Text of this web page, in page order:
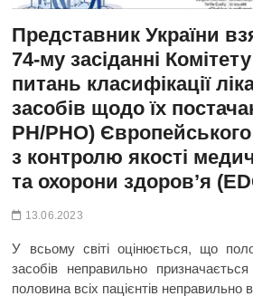
Представник України
74-му засіданні
питань класифікації
засобів щодо їх
PH/PHO)
з контролю якості
та охорони здоров’я
13.06.2023
У всьому світі оцінюється, що
засобів неправильно
половина всіх пацієнтів неправильно